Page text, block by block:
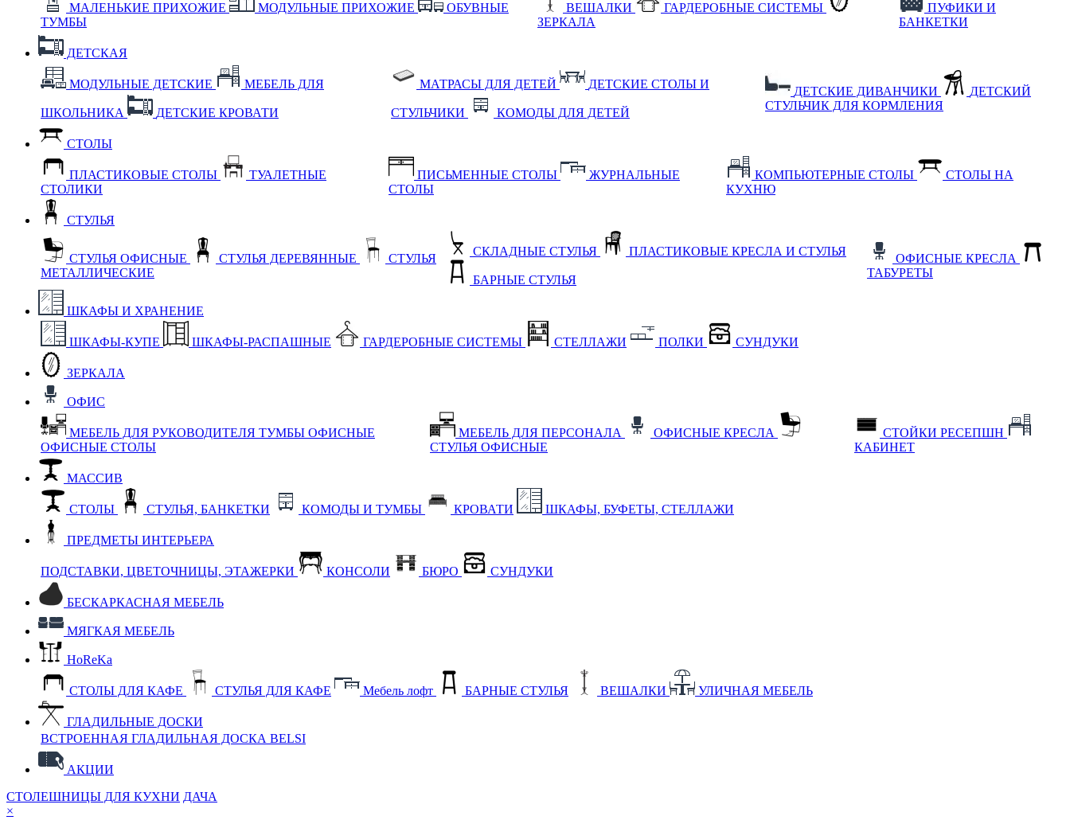
МАЛЕНЬКИЕ ПРИХОЖИЕ МОДУЛЬНЫЕ ПРИХОЖИЕ
ОБУВНЫЕ
ТУМБЫ
ВЕШАЛКИ
ГАРДЕРОБНЫЕ СИСТЕМЫ
ЗЕРКАЛА
ПУФИКИ И
БАНКЕТКИ
ДЕТСКАЯ
МОДУЛЬНЫЕ ДЕТСКИЕ МЕБЕЛЬ ДЛЯ
ШКОЛЬНИКА ДЕТСКИЕ КРОВАТИ
МАТРАСЫ ДЛЯ ДЕТЕЙ ДЕТСКИЕ СТОЛЫ И
СТУЛЬЧИКИ КОМОДЫ ДЛЯ ДЕТЕЙ
ДЕТСКИЕ ДИВАНЧИКИ
ДЕТСКИЙ
СТУЛЬЧИК ДЛЯ КОРМЛЕНИЯ
СТОЛЫ
ПЛАСТИКОВЫЕ СТОЛЫ
ТУАЛЕТНЫЕ
СТОЛИКИ
ПИСЬМЕННЫЕ СТОЛЫ
ЖУРНАЛЬНЫЕ
СТОЛЫ
КОМПЬЮТЕРНЫЕ СТОЛЫ
СТОЛЫ НА
КУХНЮ
СТУЛЬЯ
СТУЛЬЯ ОФИСНЫЕ СТУЛЬЯ ДЕРЕВЯННЫЕ
СТУЛЬЯ
МЕТАЛЛИЧЕСКИЕ
СКЛАДНЫЕ СТУЛЬЯ ПЛАСТИКОВЫЕ КРЕСЛА И СТУЛЬЯ
БАРНЫЕ СТУЛЬЯ
ОФИСНЫЕ КРЕСЛА
ТАБУРЕТЫ
ШКАФЫ И ХРАНЕНИЕ
ШКАФЫ-КУПЕ ШКАФЫ-РАСПАШНЫЕ ГАРДЕРОБНЫЕ СИСТЕМЫ СТЕЛЛАЖИ ПОЛКИ СУНДУКИ
ЗЕРКАЛА
ОФИС
МЕБЕЛЬ ДЛЯ РУКОВОДИТЕЛЯ ТУМБЫ ОФИСНЫЕ
ОФИСНЫЕ СТОЛЫ
МЕБЕЛЬ ДЛЯ ПЕРСОНАЛА
ОФИСНЫЕ КРЕСЛА
СТУЛЬЯ ОФИСНЫЕ
СТОЙКИ РЕСЕПШН
КАБИНЕТ
МАССИВ
СТОЛЫ СТУЛЬЯ, БАНКЕТКИ КОМОДЫ И ТУМБЫ КРОВАТИ ШКАФЫ, БУФЕТЫ, СТЕЛЛАЖИ
ПРЕДМЕТЫ ИНТЕРЬЕРА
ПОДСТАВКИ, ЦВЕТОЧНИЦЫ, ЭТАЖЕРКИ КОНСОЛИ БЮРО СУНДУКИ
БЕСКАРКАСНАЯ МЕБЕЛЬ
МЯГКАЯ МЕБЕЛЬ
HoReKa
СТОЛЫ ДЛЯ КАФЕ СТУЛЬЯ ДЛЯ КАФЕ Мебель лофт БАРНЫЕ СТУЛЬЯ ВЕШАЛКИ УЛИЧНАЯ МЕБЕЛЬ
ГЛАДИЛЬНЫЕ ДОСКИ
ВСТРОЕННАЯ ГЛАДИЛЬНАЯ ДОСКА BELSI
АКЦИИ
СТОЛЕШНИЦЫ ДЛЯ КУХНИ ДАЧА
×